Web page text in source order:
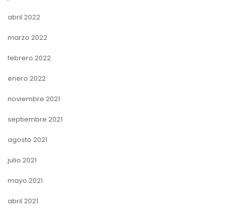
abril 2022
marzo 2022
febrero 2022
enero 2022
noviembre 2021
septiembre 2021
agosto 2021
julio 2021
mayo 2021
abril 2021